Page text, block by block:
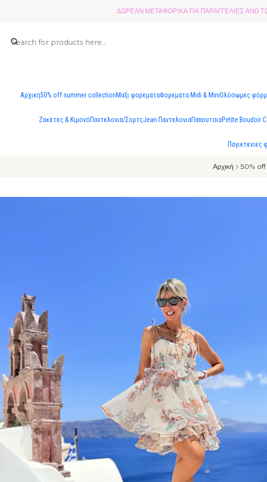
Αρχικη50% off summer collectionΜαξι φορεματαΦορεματα Midi & MiniΟλόσωμες
Ζακέτες & ΚιμονόΠαντελονια/ΣορτςJean ΠαντελονιαΠαπουτσιαPetite Boudoir
Παγιετενιες
ΔΩΡΕΑΝ ΜΕΤΑΦΟΡΙΚΑ ΓΙΑ ΠΑΡΑΓΓΕΛΙΕΣ ΑΝΩ
Αρχική 50%